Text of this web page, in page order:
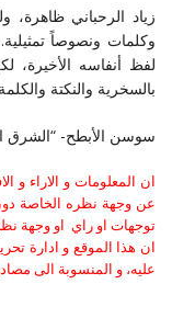
زياد الرحباني ظاهرة،
وكلمات ونصوصاً
لفظ أنفاسه الأخيرة،
بالسخرية والنكتة والكلمة
سوسن الأبطح- “الشرق
ان المعلومات و الاراء و
عن وجهة نظره الخاصة
توجهات او راي او وجهة
ان هذا الموقع و ادارة
عليه، و المنسوبة الى